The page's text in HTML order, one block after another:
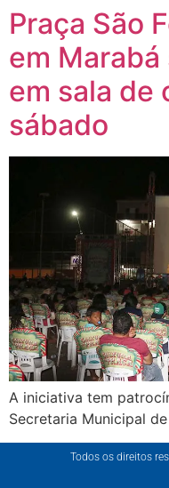
Praça São
em
em sala de
sábado
A iniciativa tem
Secretaria Municipal
Todos os direitos